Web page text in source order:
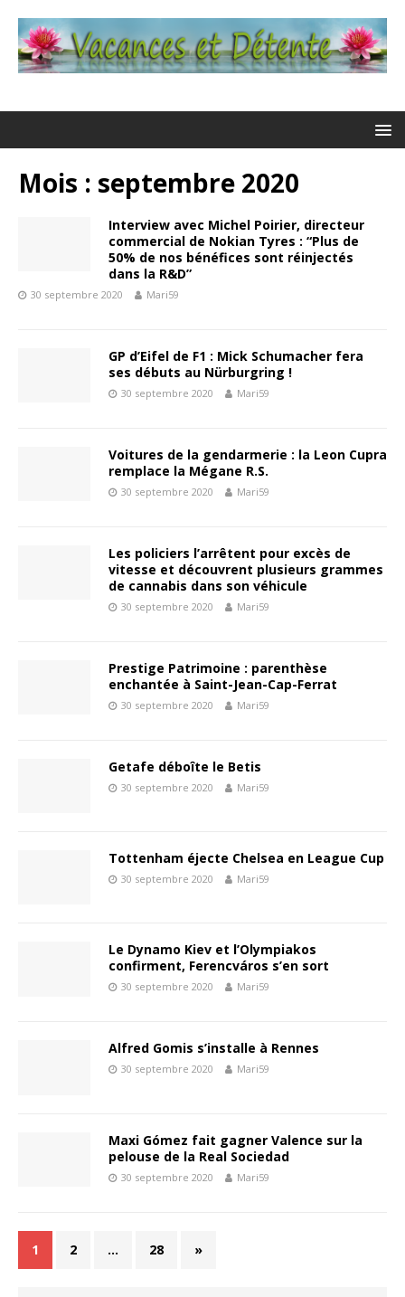
Mois : septembre 2020
Interview avec Michel Poirier, directeur
commercial de Nokian Tyres : “Plus de
50% de nos bénéfices sont réinjectés
dans la R&D”
30 septembre 2020 Mari59
GP d’Eifel de F1 : Mick Schumacher fera
ses débuts au Nürburgring !
30 septembre 2020 Mari59
Voitures de la gendarmerie : la Leon Cupra
remplace la Mégane R.S.
30 septembre 2020 Mari59
Les policiers l’arrêtent pour excès de
vitesse et découvrent plusieurs grammes
de cannabis dans son véhicule
30 septembre 2020 Mari59
Prestige Patrimoine : parenthèse
enchantée à Saint-Jean-Cap-Ferrat
30 septembre 2020 Mari59
Getafe déboîte le Betis
30 septembre 2020 Mari59
Tottenham éjecte Chelsea en League Cup
30 septembre 2020 Mari59
Le Dynamo Kiev et l’Olympiakos
confirment, Ferencváros s’en sort
30 septembre 2020 Mari59
Alfred Gomis s’installe à Rennes
30 septembre 2020 Mari59
Maxi Gómez fait gagner Valence sur la
pelouse de la Real Sociedad
30 septembre 2020 Mari59
1 2 … 28 »